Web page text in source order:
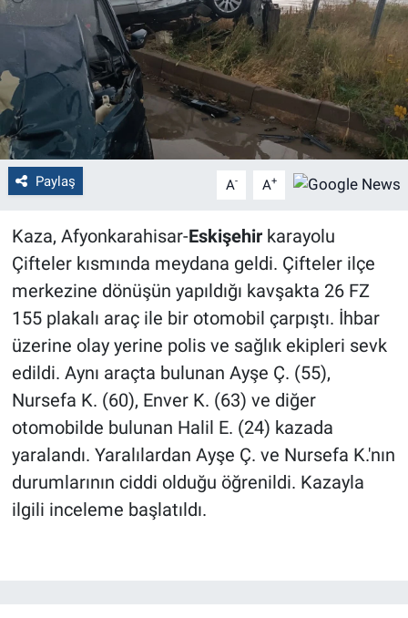
Paylaş A- A+
Kaza, Afyonkarahisar-Eskişehirkarayolu
Çifteler kısmında meydana geldi. Çifteler ilçe
merkezine dönüşün yapıldığı kavşakta 26 FZ
155 plakalı araç ile bir otomobil çarpıştı. İhbar
üzerine olay yerine polis ve sağlık ekipleri sevk
edildi. Aynı araçta bulunan Ayşe Ç. (55),
Nursefa K. (60), Enver K. (63) ve diğer
otomobilde bulunan Halil E. (24) kazada
yaralandı. Yaralılardan Ayşe Ç. ve Nursefa K.'nın
durumlarının ciddi olduğu öğrenildi. Kazayla
ilgili inceleme başlatıldı.
Kütahya
Gezi
Genel
Çevre
Magazin
Bilim ve Teknoloji